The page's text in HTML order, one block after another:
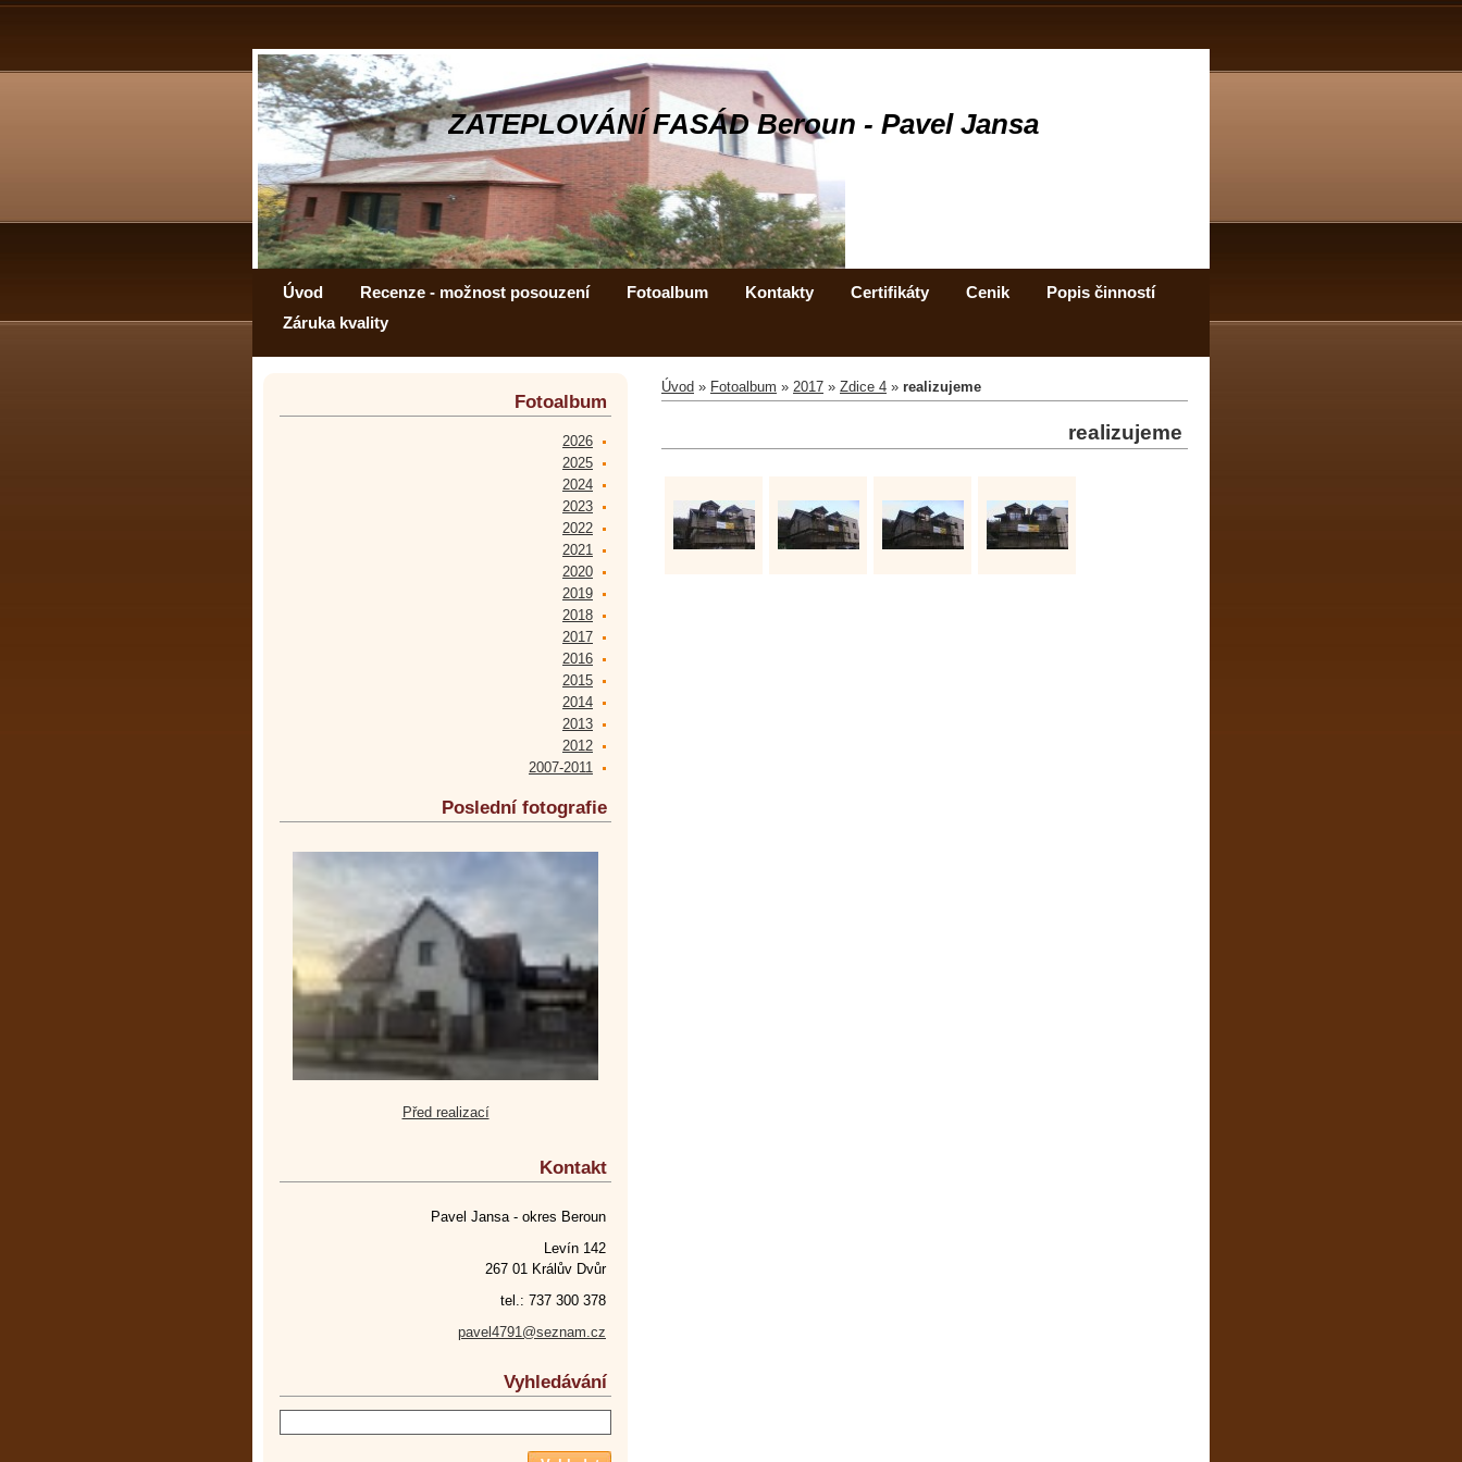
ZATEPLOVÁNÍ FASÁD Beroun - Pavel Jansa
Úvod Recenze - možnost posouzení Fotoalbum Kontakty Certifikáty Cenik
Popis činností
Záruka kvality
Úvod » Fotoalbum » 2017 » Zdice 4 » realizujeme
realizujeme
Fotoalbum
2026
2025
2024
2023
2022
2021
2020
2019
2018
2017
2016
2015
2014
2013
2012
2007-2011
Poslední fotografie
Před realizací
Kontakt
Pavel Jansa - okres Beroun
Levín 142
267 01 Králův Dvůr
tel.: 737 300 378
pavel4791@seznam.cz
Vyhledávání